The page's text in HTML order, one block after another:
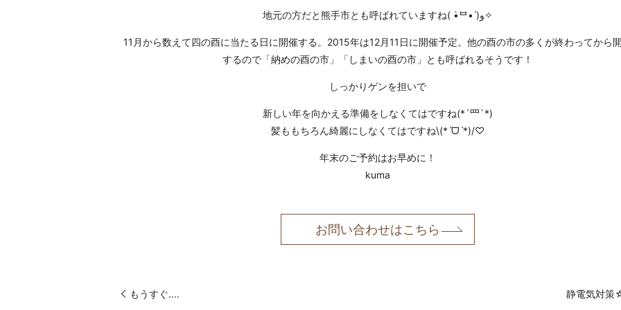
地元の方だと熊手市とも呼ばれていますね( •̀ᄇ• ́)ﻭ✧
11月から数えて四の酉に当たる日に開催する。2015年は12月11日に開催予定。他の酉の市の多くが終わってから
するので「納めの酉の市」「しまいの酉の市」とも呼ばれるそうです！
しっかりゲンを担いで
新しい年を向かえる準備をしなくてはですね(*´罒`*)
髪ももちろん綺麗にしなくてはですね\(*ˊᗜˋ*)/♡
年末のご予約はお早めに！
kuma
お問い合わせはこちら
もうすぐ‥‥ 静電気対